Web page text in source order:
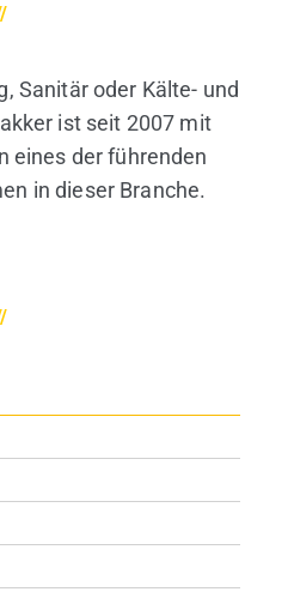
Sanitär oder Kälte- und
ist seit 2007 mit
eines der führenden
in dieser Branche.